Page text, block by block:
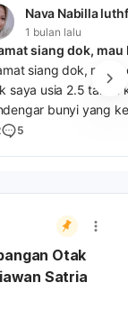
Nava Nabilla
1 bulan lalu
siang dok, mau
saya usia 2.5 tahun
bunyi yang
suara sound
dulu juga hampir
mendengar bunyi
kalau sudah agak
5
Otak
Satria